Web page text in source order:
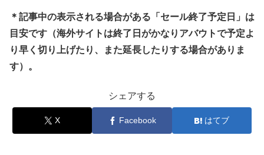
＊記事中の表示される場合がある「セール終了予定日」は
目安です（海外サイトは終了日がかなりアバウトで予定よ
り早く切り上げたり、また延長したりする場合がありま
す）。
シェアする
X Facebook はてブ